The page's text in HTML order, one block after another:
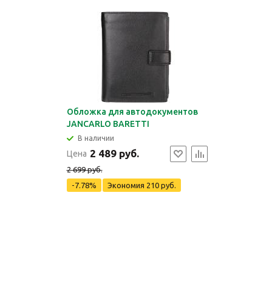
Обложка для автодокументов
JANCARLO BARETTI
В наличии
Цена 2 489 руб.
2 699 руб.
-7.78%
Экономия 210 руб.